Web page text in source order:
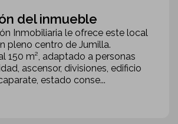
del inmueble
Inmobiliaria le ofrece este local
pleno centro de Jumilla.
150 m², adaptado a personas
ascensor, divisiones, edificio
estado conse...